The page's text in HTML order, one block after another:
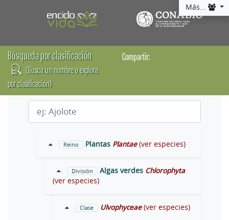
Más...
Búsqueda por clasificación
(Busca un nombre o explora
por clasificación)
Compartir:
Reino Plantas Plantae (ver especies)
División Algas verdes Chlorophyta
(ver especies)
Clase Ulvophyceae (ver especies)